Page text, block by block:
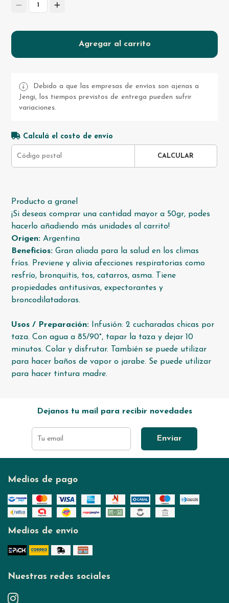
1
Agregar al carrito
Debido a que las empresas de envíos son ajenas a
Jengi, los tiempos previstos de entrega pueden sufrir
variaciones.
Calculá el costo de envío
CALCULAR
Producto a granel
¡Si deseas comprar una cantidad mayor a 50gr, podes
hacerlo añadiendo más unidades al carrito!
Origen:Argentina
Beneficios: Gran aliada para la salud en los climas
fríos. Previene y alivia afecciones respiratorias como
resfrío, bronquitis, tos, catarros, asma. Tiene
propiedades antitusivas, expectorantes y
broncodilatadoras.
Usos / Preparación: Infusión: 2 cucharadas chicas por
taza. Con agua a 85/90°, tapar la taza y dejar 10
minutos. Colar y disfrutar. También se puede utilizar
para hacer baños de vapor o jarabe. Se puede utilizar
para hacer tintura madre.
Dejanos tu mail para recibir novedades
Enviar
Medios de pago
Medios de envío
Nuestras redes sociales